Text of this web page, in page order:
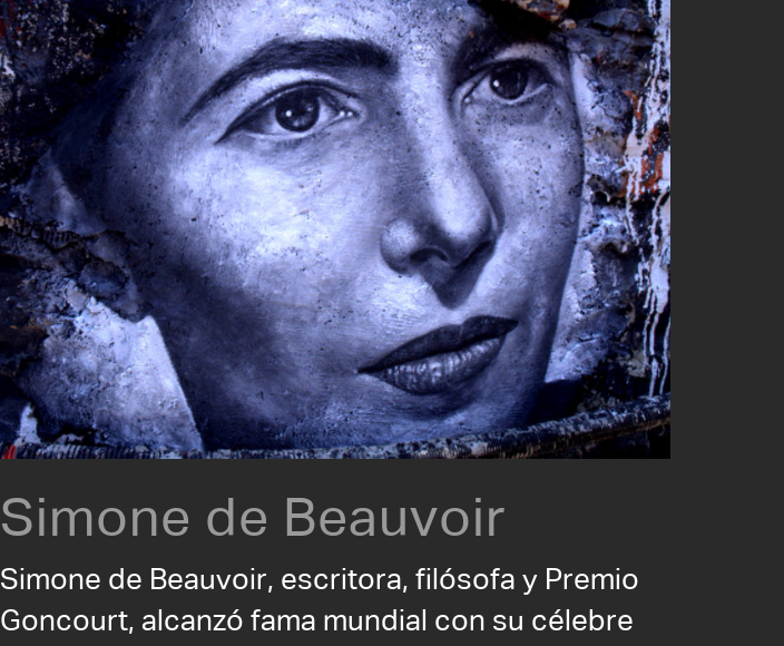
Simone de Beauvoir
Simone de Beauvoir, escritora, filósofa y Premio
Goncourt, alcanzó fama mundial con su célebre